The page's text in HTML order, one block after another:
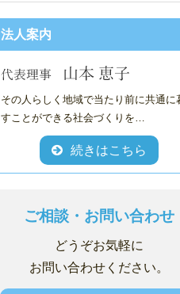
法人案内
その人らしく地域で当たり前に共通に
すことができる社会づくりを…
続きはこちら
ご相談・お問い合わせ
どうぞお気軽に
お問い合わせください。